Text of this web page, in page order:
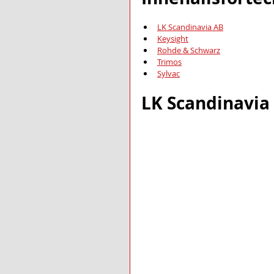
LK Scandinavia AB
Keysight
Rohde & Schwarz
Trimos
Sylvac
LK Scandinavia